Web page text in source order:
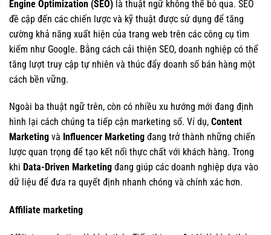
Engine Optimization (SEO) là thuật ngữ không thể bỏ qua. SEO
đề cập đến các chiến lược và kỹ thuật được sử dụng để tăng
cường khả năng xuất hiện của trang web trên các công cụ tìm
kiếm như Google. Bằng cách cải thiện SEO, doanh nghiệp có thể
tăng lượt truy cập tự nhiên và thúc đẩy doanh số bán hàng một
cách bền vững.
Ngoài ba thuật ngữ trên, còn có nhiều xu hướng mới đang định
hình lại cách chúng ta tiếp cận marketing số. Ví dụ, Content
Marketing và Influencer Marketing đang trở thành những chiến
lược quan trọng để tạo kết nối thực chất với khách hàng. Trong
khi Data-Driven Marketing đang giúp các doanh nghiệp dựa vào
dữ liệu để đưa ra quyết định nhanh chóng và chính xác hơn.
Affiliate marketing